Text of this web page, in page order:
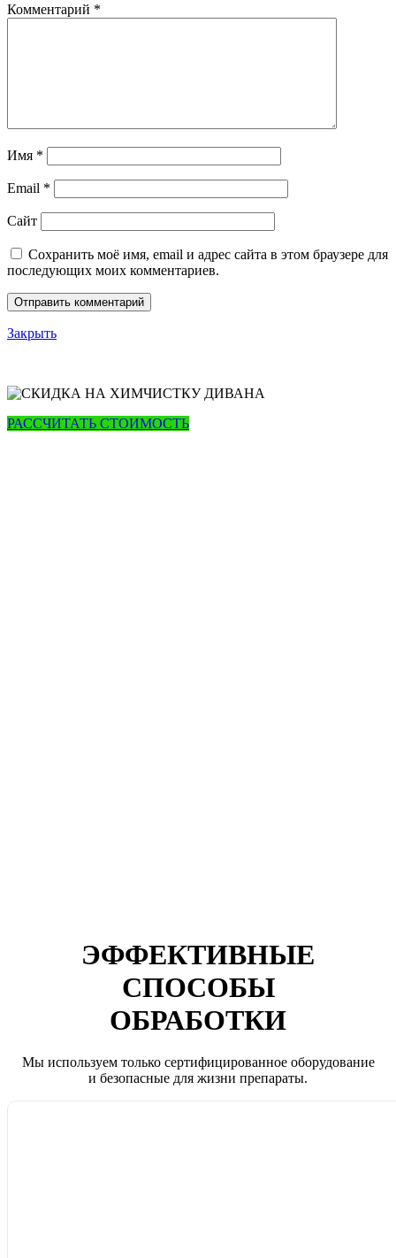
Комментарий *
Имя *
Email *
Сайт
Сохранить моё имя, email и адрес сайта в этом браузере для
последующих моих комментариев.
Закрыть
РАССЧИТАТЬ СТОИМОСТЬ
ЭФФЕКТИВНЫЕ
СПОСОБЫ
ОБРАБОТКИ
Мы используем только сертифицированное оборудование
и безопасные для жизни препараты.